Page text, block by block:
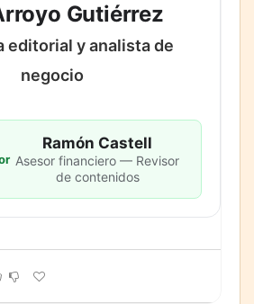
Gutiérrez
editorial y analista de
negocio
Ramón Castell
Asesor financiero — Revisor
de contenidos